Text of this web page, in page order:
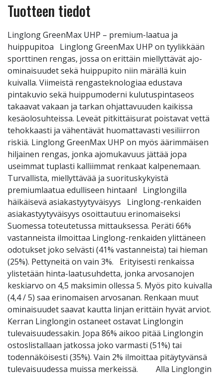
Tuotteen tiedot
Linglong GreenMax UHP – premium-laatua ja
huippupitoa Linglong GreenMax UHP on tyylikkään
sporttinen rengas, jossa on erittäin miellyttävät ajo-
ominaisuudet sekä huippupito niin märällä kuin
kuivalla. Viimeistä rengasteknologiaa edustava
pintakuvio sekä huippumoderni kulutuspintaseos
takaavat vakaan ja tarkan ohjattavuuden kaikissa
kesäolosuhteissa. Leveät pitkittäisurat poistavat vettä
tehokkaasti ja vähentävät huomattavasti vesiliirron
riskiä. Linglong GreenMax UHP on myös äärimmäisen
hiljainen rengas, jonka ajomukavuus jättää jopa
useimmat tuplasti kalliimmat renkaat kalpenemaan.
Turvallista, miellyttävää ja suorituskykyistä
premiumlaatua edulliseen hintaan! Linglongilla
häikäisevä asiakastyytyväisyys Linglong-renkaiden
asiakastyytyväisyys osoittautuu erinomaiseksi
Suomessa toteutetussa mittauksessa. Peräti 66%
vastanneista ilmoittaa Linglong-renkaiden ylittäneen
odotukset joko selvästi (41% vastanneista) tai hieman
(25%). Pettyneitä on vain 3%. Erityisesti renkaissa
ylistetään hinta-laatusuhdetta, jonka arvosanojen
keskiarvo on 4,5 maksimin ollessa 5. Myös pito kuivalla
(4,4 / 5) saa erinomaisen arvosanan. Renkaan muut
ominaisuudet saavat kautta linjan erittäin hyvät arviot.
Kerran Linglongin ostaneet ostavat Linglongin
tulevaisuudessakin. Jopa 86% aikoo pitää Linglongin
ostoslistallaan jatkossa joko varmasti (51%) tai
todennäköisesti (35%). Vain 2% ilmoittaa pitäytyvänsä
tulevaisuudessa muissa merkeissä. Alla Linglongin